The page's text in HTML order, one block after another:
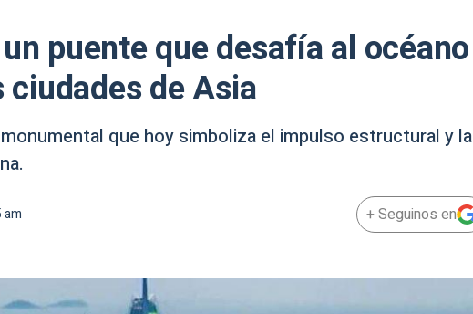
puente que desafía al océano
de Asia
que hoy simboliza el impulso estructural y la
+ Seguinos en